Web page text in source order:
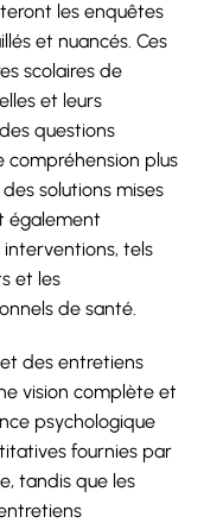
les enquêtes
et nuancés. Ces
scolaires de
et leurs
questions
compréhension plus
solutions mises
également
interventions, tels
et les
de santé.
des entretiens
vision complète et
psychologique
fournies par
tandis que les